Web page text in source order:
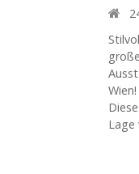
Lage